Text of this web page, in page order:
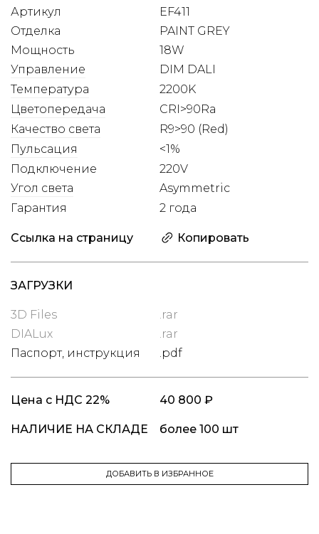
Артикул EF411
Угол света Asymmetric
Отделка
PAINT GREY
Мощность
18W
Пульсация
<1%
Подключение
220V
Цветопередача
CRI>90Ra
Качество света
R9>90 (Red)
Управление
DIM DALI
Температура
2200K
Гарантия 2 года
Ссылка на страницу Копировать
ЗАГРУЗКИ
3D Files
.rar
DIALux
.rar
Паспорт, инструкция
.pdf
Цена с НДС 22% 40 800 ₽
НАЛИЧИЕ НА СКЛАДЕ более 100 шт
ДОБАВИТЬ В ИЗБРАННОЕ